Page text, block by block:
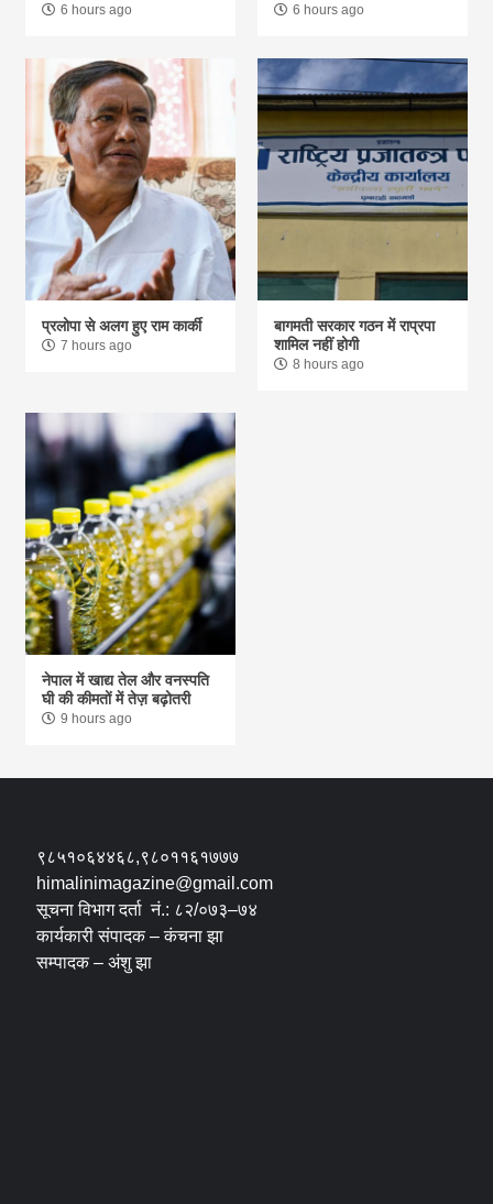
6 hours ago 6 hours ago
प्रलोपा से अलग हुए राम कार्की
7 hours ago
बागमती सरकार गठन में राप्रपा
शामिल नहीं होगी
8 hours ago
नेपाल में खाद्य तेल और वनस्पति
घी की कीमतों में तेज़ बढ़ोतरी
9 hours ago
९८५१०६४४६८,९८०११६१७७७
himalinimagazine@gmail.com
सूचना विभाग दर्ता नं.: ८२/०७३–७४
कार्यकारी संपादक – कंचना झा
सम्पादक – अंशु झा